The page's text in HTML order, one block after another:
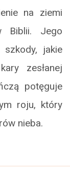
na ziemi
Biblii. Jego
szkody, jakie
zesłanej
potęguje
roju, który
nieba.